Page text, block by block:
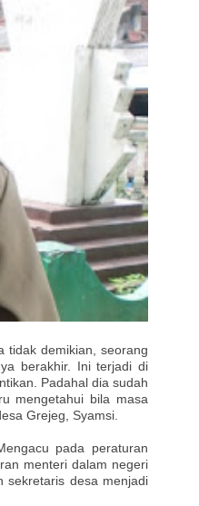
tidak demikian, seorang
berakhir. Ini terjadi di
Padahal dia sudah
mengetahui bila masa
Grejeg, Syamsi.
pada peraturan
menteri dalam negeri
sekretaris desa menjadi